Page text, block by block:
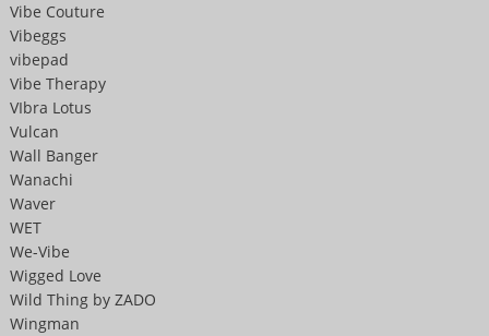
Vibe Couture
Vibeggs
vibepad
Vibe Therapy
VIbra Lotus
Vulcan
Wall Banger
Wanachi
Waver
WET
We-Vibe
Wigged Love
Wild Thing by ZADO
Wingman